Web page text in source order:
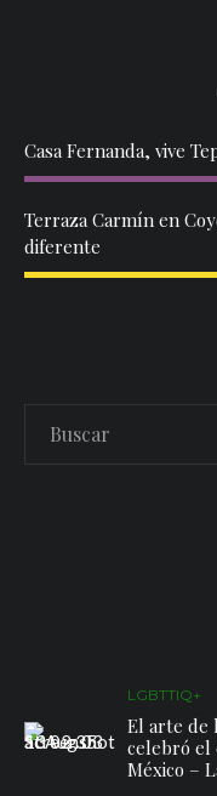
Casa Fernanda, vive
Terraza Carmín en
diferente
LGBTTIQ+
El arte de
celebró el
México –